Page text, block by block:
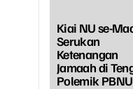
Kiai NU se-
Serukan
Ketenangan
Jamaah di
Polemik PBNU